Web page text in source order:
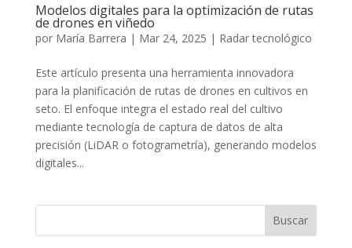
Modelos digitales para la optimización de rutas
de drones en viñedo
por María Barrera | Mar 24, 2025 | Radar tecnológico
Este artículo presenta una herramienta innovadora
para la planificación de rutas de drones en cultivos en
seto. El enfoque integra el estado real del cultivo
mediante tecnología de captura de datos de alta
precisión (LiDAR o fotogrametría), generando modelos
digitales...
Buscar